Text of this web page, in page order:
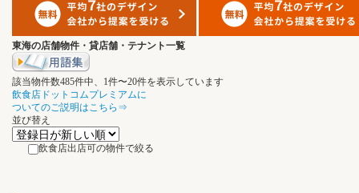
東海の店舗物件・貸店舗・テナント一覧
該当物件数485件中、 1件〜20件を表示しています
飲食店ドットコムプレミアムに
ついてのご説明はこちら⇒
並び替え
飲食店出店可の物件で絞る